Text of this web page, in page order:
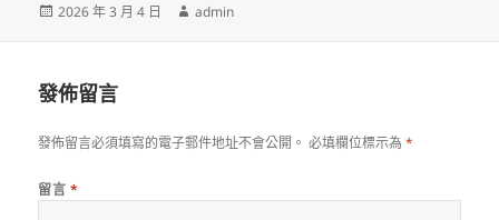
發
2026 年 3 月 4 日
作
admin
發佈留言
發佈留言必須填寫的電子郵件地址不會公開。 必填欄位標示為*
留言 *